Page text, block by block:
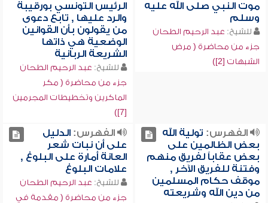
موت النبي صلى الله عليه
وسلم
للشيخ: عبد الرحيم الطحان
جزء من محاضرة ( مرض
الشبهات [2])
الرئيس التونسي بورقيبة
والرد عليها , تابع دعوى
من يقولون بأن القوانين
الوضعية هي ذاتها
الشريعة الربانية
للشيخ: عبد الرحيم الطحان
جزء من محاضرة ( مكر
الماكرين وتخطيطات المجرمين
[7])
الفهرس: تولية الله
بعض الظالمين على
بعض عقاباً لفريق منهم
وفتنة للفريق الآخر ,
موقف حكام المسلمين
من دين الله وشريعته
الفهرس:الدليل
على أن نبات شعر
العانة أمارة على البلوغ ,
علامات البلوغ
للشيخ: عبد الرحيم الطحان
جزء من محاضرة ( مقدمة في